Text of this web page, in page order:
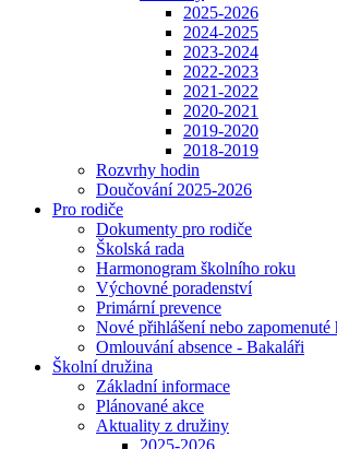
2025-2026
2024-2025
2023-2024
2022-2023
2021-2022
2020-2021
2019-2020
2018-2019
Rozvrhy hodin
Doučování 2025-2026
Pro rodiče
Dokumenty pro rodiče
Školská rada
Harmonogram školního roku
Výchovné poradenství
Primární prevence
Nové přihlášení nebo
Omlouvání absence - Bakaláři
Školní družina
Základní informace
Plánované akce
Aktuality z družiny
2025-2026